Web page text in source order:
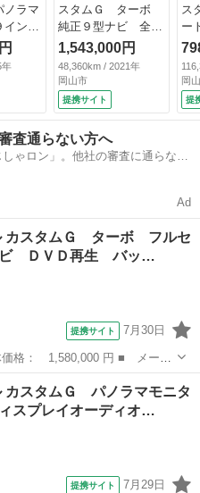
ラマ
ンチ
ーデ
ース
ＳＢ
ｕｅ
ート
リ
グス
ゼッ
年
スタムＧ ターボ
純正９型ナビ 全周
囲カメラ 衝突軽減
装置 ドラレコ Ｅ
ＴＣ 両側電動スラ
イドドア ハーフレ
ザーシート ＬＥＤ
ヘッド 革巻きステ
アリング 純正１５
インチアルミ レー
1,543,000円
48,360km / 2021年
岡山市
提携サイト
ス
ー
パ
ア
キ
リ
ノ
子
デ
岡
提
査通らない方へ
ゃロン」。他社の審査に通らなか
Ad
カスタムＧ ターボ フルセ
ＤＶＤ再生 バッ…
提携サイト 7月30日
■ グレード名： カスタム
ＤＶＤ再生 バックカメラ
カスタムＧ パノラマモニタ
スプレイオーディオ…
提携サイト 7月29日